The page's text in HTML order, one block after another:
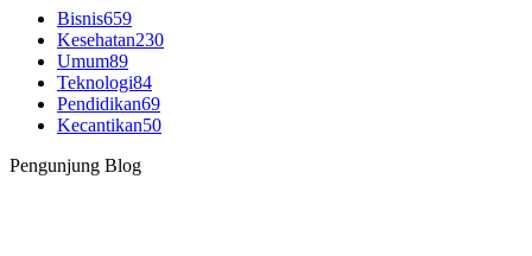
Bisnis659
Kesehatan230
Umum89
Teknologi84
Pendidikan69
Kecantikan50
Pengunjung Blog